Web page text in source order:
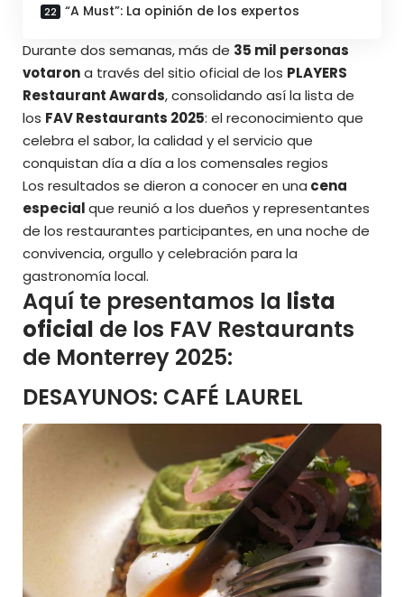
“A Must”: La opinión de los expertos
Durante dos semanas, más de 35 mil personas
votarona través del sitio oficial de los PLAYERS
Restaurant Awards, consolidando así la lista de
los FAV Restaurants 2025: el reconocimiento que
celebra el sabor, la calidad y el servicio que
conquistan día a día a los comensales regios
Los resultados se dieron a conocer en una cena
especialque reunió a los dueños y representantes
de los restaurantes participantes, en una noche de
convivencia, orgullo y celebración para la
gastronomía local.
Aquí te presentamos la lista
oficial de los FAV Restaurants
de Monterrey 2025:
DESAYUNOS: CAFÉ LAUREL